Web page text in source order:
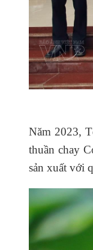
Năm 2023,
thuần chay
sản xuất với